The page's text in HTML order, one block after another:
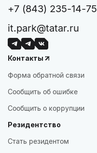
+7 (843) 235-14-75
it.park@tatar.ru
Контакты
Форма обратной связи
Сообщить об ошибке
Сообщить о коррупции
Резидентство
Стать резидентом